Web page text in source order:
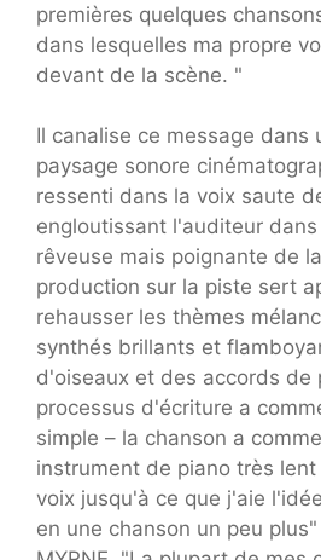
premières quelques
dans lesquelles ma propre
devant de la scène. "
Il canalise ce message dans
paysage sonore
ressenti dans la voix saute
engloutissant l'auditeur
rêveuse mais poignante de
production sur la piste sert
rehausser les thèmes
synthés brillants et
d'oiseaux et des accords de
processus d'écriture a
simple – la chanson a
instrument de piano très
voix jusqu'à ce que j'aie
en une chanson un peu